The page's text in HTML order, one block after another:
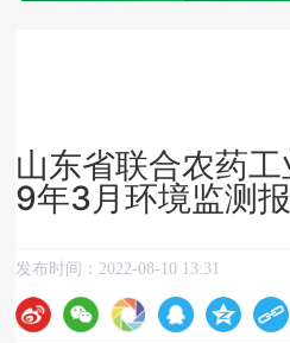
山东省联合农药
9年3月环境监测
发布时间： 2022-08-10 13:31